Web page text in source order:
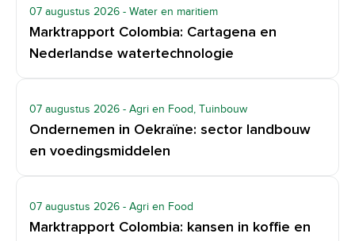
07 augustus 2026 - Water en maritiem
Marktrapport Colombia: Cartagena en
Nederlandse watertechnologie
07 augustus 2026 - Agri en Food, Tuinbouw
Ondernemen in Oekraïne: sector landbouw
en voedingsmiddelen
07 augustus 2026 - Agri en Food
Marktrapport Colombia: kansen in koffie en